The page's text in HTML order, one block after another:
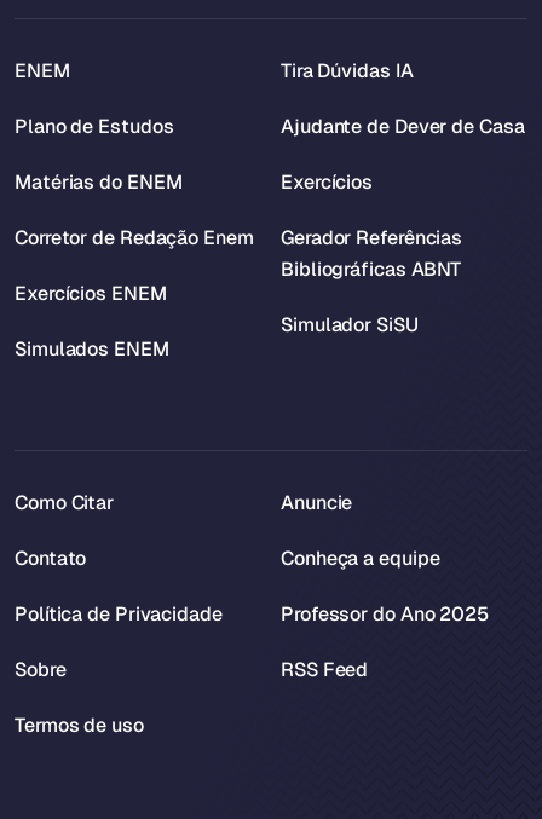
ENEM
Plano de Estudos
Matérias do ENEM
Corretor de Redação Enem
Exercícios ENEM
Simulados ENEM
Tira Dúvidas IA
Ajudante de Dever de Casa
Exercícios
Gerador Referências
Bibliográficas ABNT
Simulador SiSU
Como Citar
Contato
Política de Privacidade
Sobre
Termos de uso
Anuncie
Conheça a equipe
Professor do Ano 2025
RSS Feed